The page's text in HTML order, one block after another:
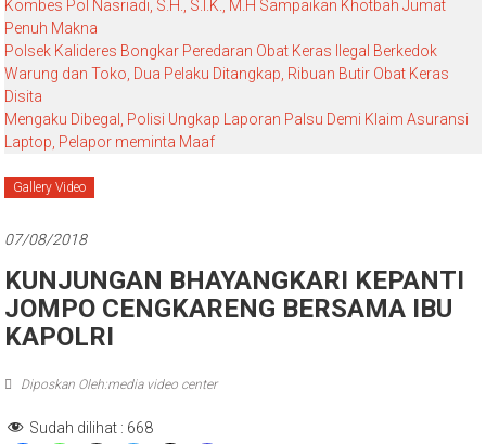
Kombes Pol Nasriadi, S.H., S.I.K., M.H Sampaikan Khotbah Jumat
Penuh Makna
Polsek Kalideres Bongkar Peredaran Obat Keras Ilegal Berkedok
Warung dan Toko, Dua Pelaku Ditangkap, Ribuan Butir Obat Keras
Disita
Mengaku Dibegal, Polisi Ungkap Laporan Palsu Demi Klaim Asuransi
Laptop, Pelapor meminta Maaf
Gallery Video
07/08/2018
KUNJUNGAN BHAYANGKARI KEPANTI
JOMPO CENGKARENG BERSAMA IBU
KAPOLRI
Diposkan Oleh:media video center
Sudah dilihat : 668